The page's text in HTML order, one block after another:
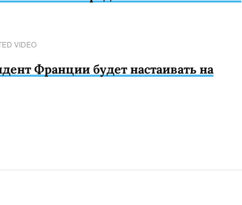
VIDEO
Франции будет настаивать на